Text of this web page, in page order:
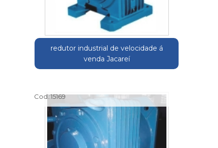
redutor industrial de velocidade á
venda Jacareí
Cod.:15169